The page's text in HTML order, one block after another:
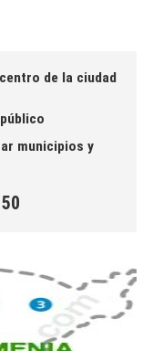
de la ciudad
municipios y